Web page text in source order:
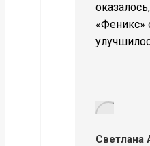
«Феникс»
Светлана